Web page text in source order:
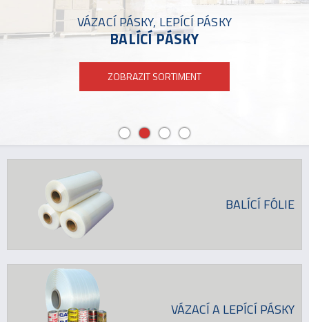
VÁZACÍ PÁSKY, LEPÍCÍ PÁSKY
BALÍCÍ PÁSKY
ZOBRAZIT SORTIMENT
BALÍCÍ FÓLIE
VÁZACÍ A LEPÍCÍ PÁSKY